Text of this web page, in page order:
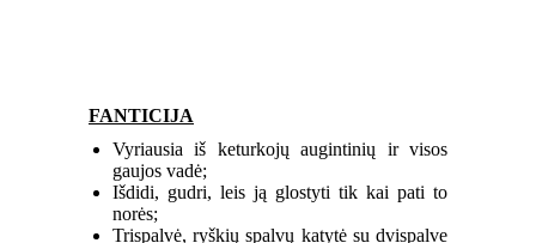
FANTICIJA
Vyriausia iš keturkojų augintinių ir visos
gaujos vadė;
Išdidi, gudri, leis ją glostyti tik kai pati to
norės;
Trispalvė, ryškių spalvų katytė su dvispalve